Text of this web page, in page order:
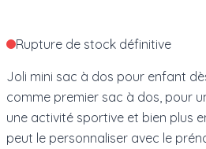
Rupture de stock définitive
Joli mini sac à dos pour enfant
comme premier sac à dos, pour
une activité sportive et bien plus
peut le personnaliser avec le